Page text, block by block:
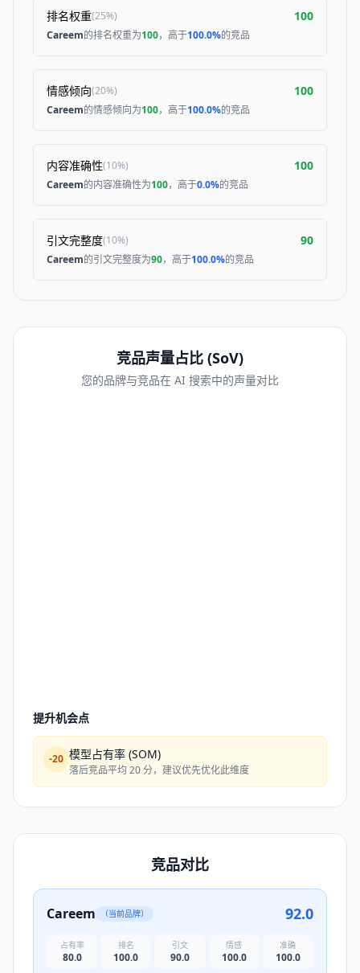
排名权重(25%) 100
Careem的排名权重为100，高于100.0%的竞品
情感倾向(20%) 100
Careem的情感倾向为100，高于100.0%的竞品
内容准确性(10%) 100
Careem的内容准确性为100，高于0.0%的竞品
引文完整度(10%) 90
Careem的引文完整度为90，高于100.0%的竞品
竞品声量占比 (SoV)
您的品牌与竞品在 AI 搜索中的声量对比
提升机会点
-20 模型占有率 (SOM)
落后竞品平均 20 分，建议优先优化此维度
竞品对比
Careem （当前品牌） 92.0
占有率
80.0
排名
100.0
引文
90.0
情感
100.0
准确
100.0